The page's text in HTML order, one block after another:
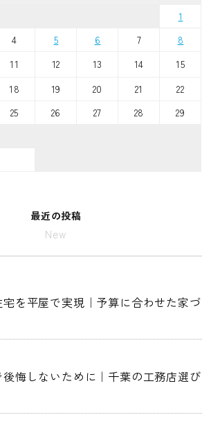
1
4 5 6 7
8
11 12 13 14
15
18 19 20 21
22
25 26 27 28
29
最近の投稿
New
を平屋で実現｜予算に合わせた家づ
悔しないために｜千葉の工務店選び